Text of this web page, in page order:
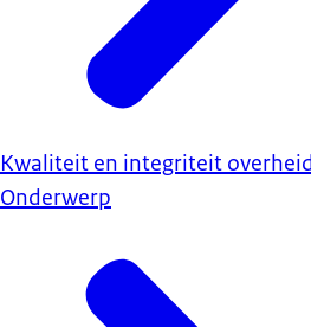
Kwaliteit en integriteit
Onderwerp